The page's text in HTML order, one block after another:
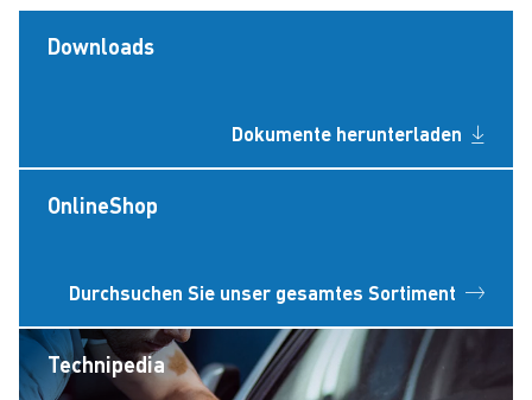
Downloads
Dokumente herunterladen
OnlineShop
Durchsuchen Sie unser gesamtes Sortiment
Technipedia